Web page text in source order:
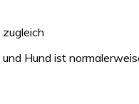
zugleich
Hund ist